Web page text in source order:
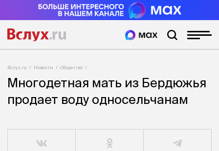
Вслух.ru Новости Общество
Многодетная мать из Бердюжья
продает воду односельчанам